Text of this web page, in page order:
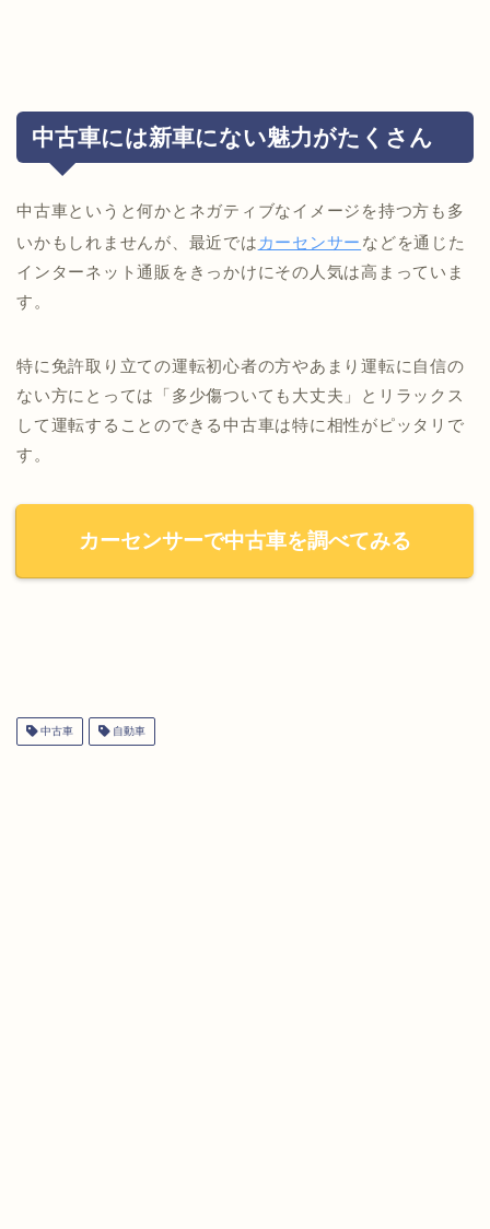
中古車には新車にない魅力がたくさん
中古車というと何かとネガティブなイメージを持つ方も多
いかもしれませんが、最近では カーセンサー などを通じた
インターネット通販をきっかけにその人気は高まっていま
す。
特に免許取り立ての運転初心者の方やあまり運転に自信の
ない方にとっては「多少傷ついても大丈夫」とリラックス
して運転することのできる中古車は特に相性がピッタリで
す。
カーセンサーで中古車を調べてみる
中古車 自動車